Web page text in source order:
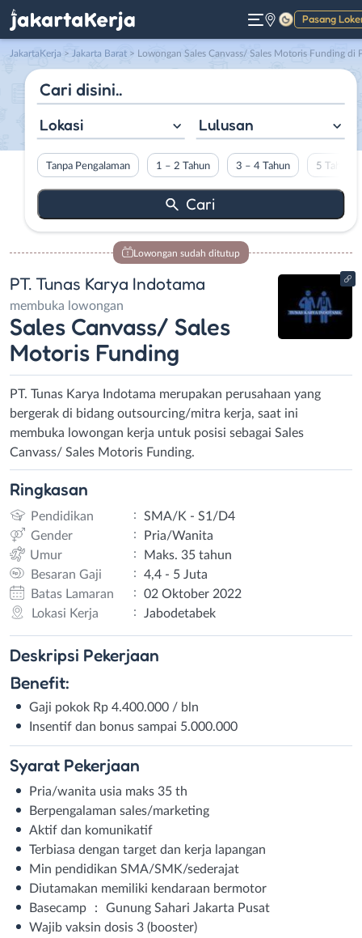
Pasang
Gelap
JakartaKerja > Jakarta Barat > Lowongan Sales Canvass/ Sales Motoris Funding di PT. Tunas Karya
Lokasi Lulusan
Tanpa Pengalaman 1 – 2 Tahun 3 – 4 Tahun 5 Tahun
Lowongan sudah ditutup
PT. Tunas Karya Indotama
membuka lowongan
Sales Canvass/ Sales
Motoris Funding
PT. Tunas Karya Indotama merupakan perusahaan yang
bergerak di bidang outsourcing/mitra kerja, saat ini
membuka lowongan kerja untuk posisi sebagai Sales
Canvass/ Sales Motoris Funding.
Ringkasan
Pendidikan :
SMA/K - S1/D4
Gender
:
Pria/Wanita
Umur
:
Maks. 35 tahun
Besaran Gaji
:
4,4 - 5 Juta
Batas Lamaran
:
02 Oktober 2022
Lokasi Kerja
: Jabodetabek
Deskripsi Pekerjaan
Benefit:
Gaji pokok Rp 4.400.000 / bln
Insentif dan bonus sampai 5.000.000
Syarat Pekerjaan
Pria/wanita usia maks 35 th
Berpengalaman sales/marketing
Aktif dan komunikatif
Terbiasa dengan target dan kerja lapangan
Min pendidikan SMA/SMK/sederajat
Diutamakan memiliki kendaraan bermotor
Basecamp ： Gunung Sahari Jakarta Pusat
Wajib vaksin dosis 3 (booster)